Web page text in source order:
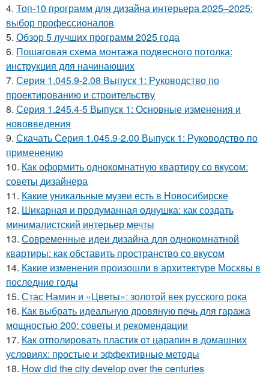
4. Топ-10 программ для дизайна интерьера 2025–2025:
выбор профессионалов
5. Обзор 5 лучших программ 2025 года
6. Пошаговая схема монтажа подвесного потолка:
инструкция для начинающих
7. Серия 1.045.9-2.08 Выпуск 1: Руководство по
проектированию и строительству
8. Серия 1.245.4-5 Выпуск 1: Основные изменения и
нововведения
9. Скачать Серия 1.045.9-2.00 Выпуск 1: Руководство по
применению
10. Как оформить однокомнатную квартиру со вкусом:
советы дизайнера
11. Какие уникальные музеи есть в Новосибирске
12. Шикарная и продуманная однушка: как создать
минималистский интерьер мечты
13. Современные идеи дизайна для однокомнатной
квартиры: как обставить пространство со вкусом
14. Какие изменения произошли в архитектуре Москвы в
последние годы
15. Стас Намин и «Цветы»: золотой век русского рока
16. Как выбрать идеальную дровяную печь для гаража
мощностью 200: советы и рекомендации
17. Как отполировать пластик от царапин в домашних
условиях: простые и эффективные методы
18. How did the city develop over the centuries